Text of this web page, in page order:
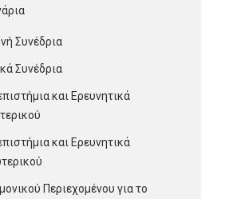
Συνέδρια
Συνέδρια
και Ερευνητικά
και Ερευνητικά
Περιεχομένου για το